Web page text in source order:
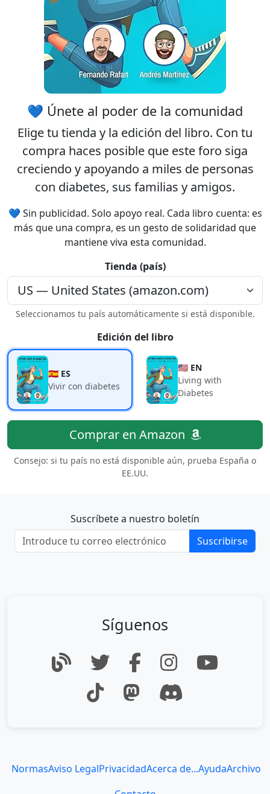
💙 Únete al poder de la comunidad
Elige tu tienda y la edición del libro. Con tu
compra haces posible que este foro siga
creciendo y apoyando a miles de personas
con diabetes, sus familias y amigos.
💙 Sin publicidad. Solo apoyo real. Cada libro cuenta: es
más que una compra, es un gesto de solidaridad que
mantiene viva esta comunidad.
Tienda (país)
Seleccionamos tu país automáticamente si está disponible.
Edición del libro
🇪🇸 ES
Vivir con diabetes
🇺🇸 EN
Living with
Diabetes
Comprar en Amazon
Consejo: si tu país no está disponible aún, prueba España o
EE.UU.
Suscríbete a nuestro boletín
Suscribirse
Síguenos
NormasAviso LegalPrivacidadAcerca de...AyudaArchivo